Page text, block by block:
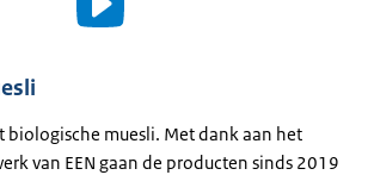
biologische muesli. Met dank aan het
van EEN gaan de producten sinds 2019